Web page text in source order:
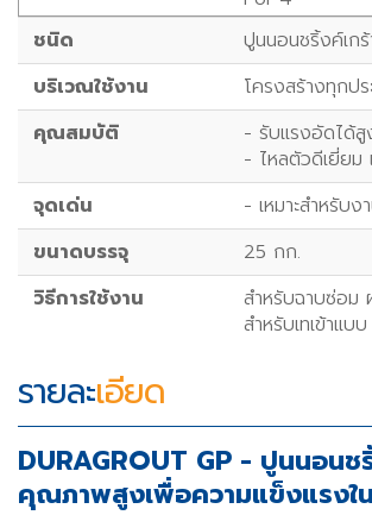
ชนิด
ปูนนอนชริ้งค์เก
บริเวณใช้งาน
โครงสร้างทุกปร
คุณสมบัติ
- รับแรงอัดได้
- ไหลตัวดีเยี่ยม
จุดเด่น
- เหมาะสำหรับ
ขนาดบรรจุ
25 กก.
วิธีการใช้งาน
สำหรับฉาบซ่อม
สำหรับเทเข้าแ
รายละเอียด
DURAGROUT GP - ปูนนอนช
คุณภาพสูงเพื่อความแข็งแรงใน